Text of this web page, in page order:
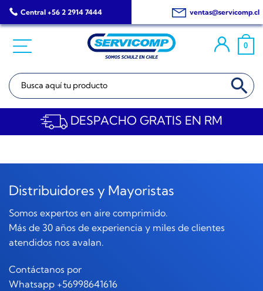
Saltar
al
Central +56 2 2914 7444 ventas@servicomp.cl
0
Buscar: BOTÓN DE
DESPACHO GRATIS EN RM
Distribuidores y Mayoristas
Somos expertos en aire comprimido.
Más de 30 años de experiencia y miles de clientes
atendidos nos avalan.
Contáctanos por
Whatsapp +56998641616